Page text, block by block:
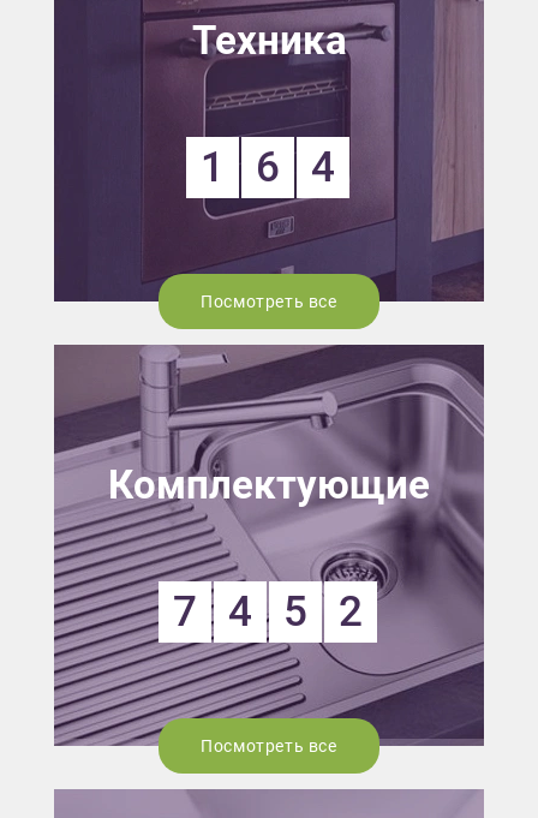
Техника
1 6 4
Посмотреть все
Комплектующие
7 4 5 2
Посмотреть все